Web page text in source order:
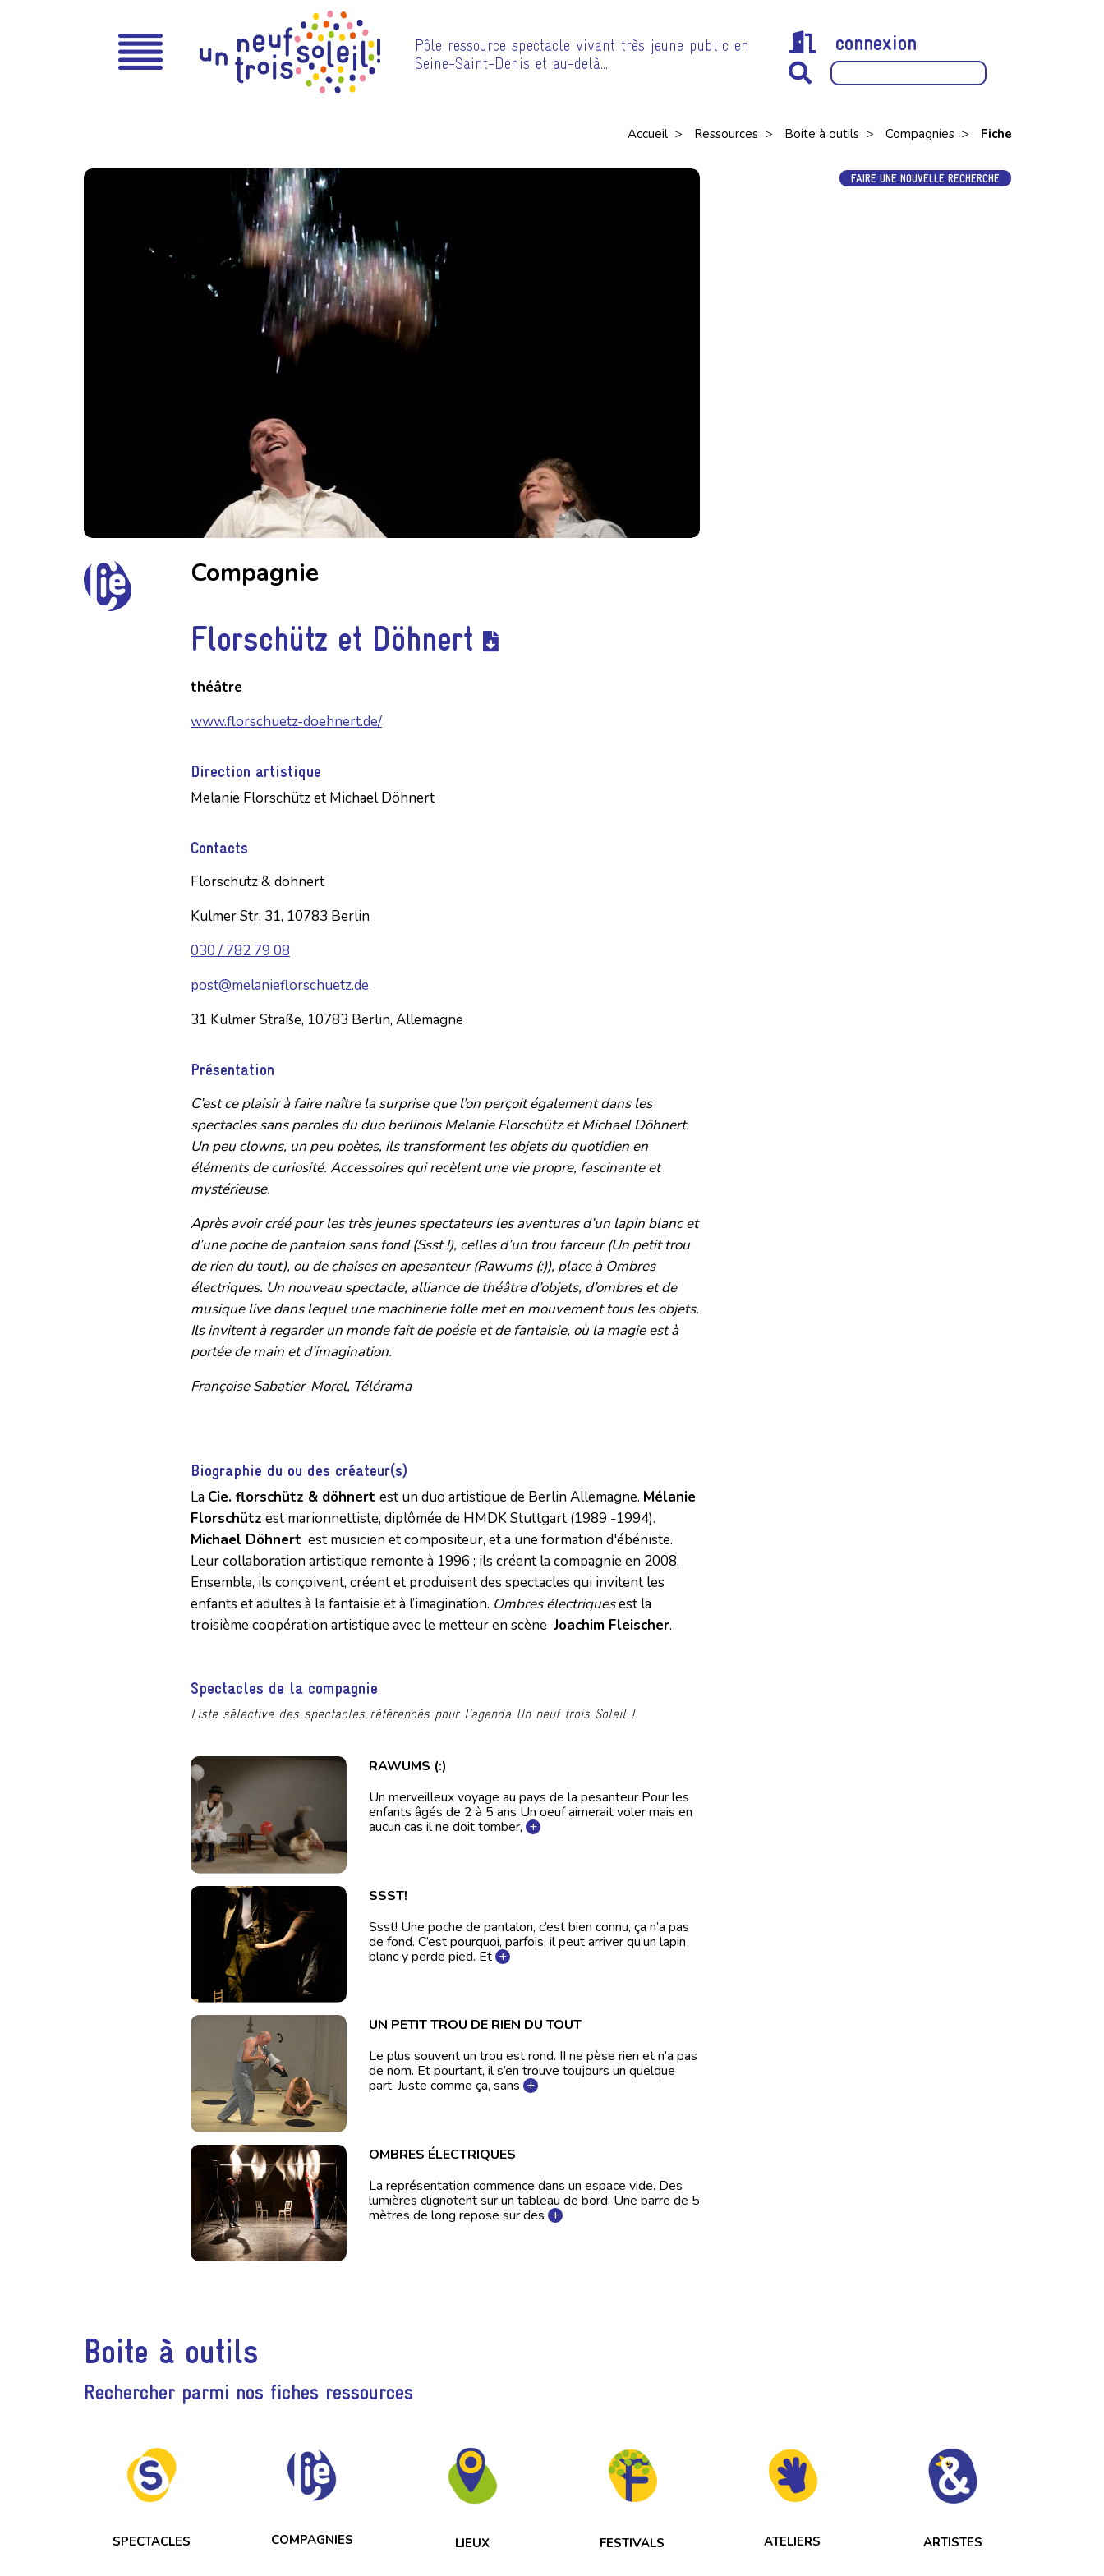
Pôle ressource spectacle vivant très jeune public en
Seine-Saint-Denis et au-delà…
connexion
Accueil > Ressources > Boite à outils > Compagnies > Fiche
Compagnie
Florschütz et Döhnert
théâtre
www.florschuetz-doehnert.de/
Direction artistique
Melanie Florschütz et Michael Döhnert
Contacts
Florschütz & döhnert
Kulmer Str. 31, 10783 Berlin
030 / 782 79 08
post@melanieflorschuetz.de
31 Kulmer Straße, 10783 Berlin, Allemagne
Présentation
C’est ce plaisir à faire naître la surprise que l’on perçoit également dans les
spectacles sans paroles du duo berlinois Melanie Florschütz et Michael Döhnert.
Un peu clowns, un peu poètes, ils transforment les objets du quotidien en
éléments de curiosité. Accessoires qui recèlent une vie propre, fascinante et
mystérieuse.
Après avoir créé pour les très jeunes spectateurs les aventures d’un lapin blanc et
d’une poche de pantalon sans fond (Ssst !), celles d’un trou farceur (Un petit trou
de rien du tout), ou de chaises en apesanteur (Rawums (:)), place à Ombres
électriques. Un nouveau spectacle, alliance de théâtre d’objets, d’ombres et de
musique live dans lequel une machinerie folle met en mouvement tous les objets.
Ils invitent à regarder un monde fait de poésie et de fantaisie, où la magie est à
portée de main et d’imagination.
Françoise Sabatier-Morel, Télérama
Biographie du ou des créateur(s)
La Cie. florschütz & döhnert est un duo artistique de Berlin Allemagne. Mélanie
Florschütz est marionnettiste, diplômée de HMDK Stuttgart (1989 -1994).
Michael Döhnert est musicien et compositeur, et a une formation d'ébéniste.
Leur collaboration artistique remonte à 1996 ; ils créent la compagnie en 2008.
Ensemble, ils conçoivent, créent et produisent des spectacles qui invitent les
enfants et adultes à la fantaisie et à l’imagination. Ombres électriquesest la
troisième coopération artistique avec le metteur en scène Joachim Fleischer.
Spectacles de la compagnie
Liste sélective des spectacles référencés pour l’agenda Un neuf trois Soleil !
RAWUMS (:)
Un merveilleux voyage au pays de la pesanteur Pour les
enfants âgés de 2 à 5 ans Un oeuf aimerait voler mais en
aucun cas il ne doit tomber, +
SSST!
Ssst! Une poche de pantalon, c’est bien connu, ça n’a pas
de fond. C’est pourquoi, parfois, il peut arriver qu’un lapin
blanc y perde pied. Et +
UN PETIT TROU DE RIEN DU TOUT
Le plus souvent un trou est rond. II ne pèse rien et n’a pas
de nom. Et pourtant, il s’en trouve toujours un quelque
part. Juste comme ça, sans +
OMBRES ÉLECTRIQUES
La représentation commence dans un espace vide. Des
lumières clignotent sur un tableau de bord. Une barre de 5
mètres de long repose sur des +
FAIRE UNE NOUVELLE RECHERCHE
Boite à outils
Rechercher parmi nos fiches ressources
SPECTACLES COMPAGNIES LIEUX FESTIVALS ATELIERS ARTISTES